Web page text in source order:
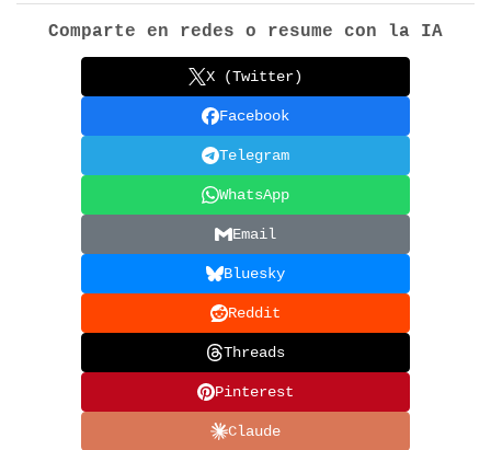
Comparte en redes o resume con la IA
X (Twitter)
Facebook
Telegram
WhatsApp
Email
Bluesky
Reddit
Threads
Pinterest
Claude